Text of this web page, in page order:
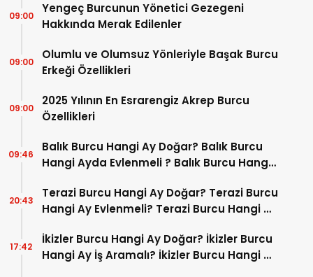
Yengeç Burcunun Yönetici Gezegeni
Hakkında Merak Edilenler
09:00
Olumlu ve Olumsuz Yönleriyle Başak Burcu
Erkeği Özellikleri
09:00
2025 Yılının En Esrarengiz Akrep Burcu
Özellikleri
09:00
Balık Burcu Hangi Ay Doğar? Balık Burcu
Hangi Ayda Evlenmeli ? Balık Burcu Hangi
Ayda İşlerde Başarılı Olur?
09:46
Terazi Burcu Hangi Ay Doğar? Terazi Burcu
Hangi Ay Evlenmeli? Terazi Burcu Hangi Ay
Girişim Yapmalı?
20:43
İkizler Burcu Hangi Ay Doğar? İkizler Burcu
Hangi Ay İş Aramalı? İkizler Burcu Hangi Ay
17:42